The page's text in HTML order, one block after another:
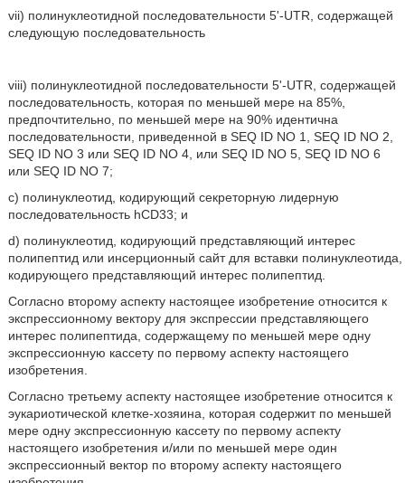
vii) полинуклеотидной последовательности 5'-UTR, содержащей
следующую последовательность
viii) полинуклеотидной последовательности 5'-UTR, содержащей
последовательность, которая по меньшей мере на 85%,
предпочтительно, по меньшей мере на 90% идентична
последовательности, приведенной в SEQ ID NO 1, SEQ ID NO 2,
SEQ ID NO 3 или SEQ ID NO 4, или SEQ ID NO 5, SEQ ID NO 6
или SEQ ID NO 7;
c) полинуклеотид, кодирующий секреторную лидерную
последовательность hCD33; и
d) полинуклеотид, кодирующий представляющий интерес
полипептид или инсерционный сайт для вставки полинуклеотида,
кодирующего представляющий интерес полипептид.
Согласно второму аспекту настоящее изобретение относится к
экспрессионному вектору для экспрессии представляющего
интерес полипептида, содержащему по меньшей мере одну
экспрессионную кассету по первому аспекту настоящего
изобретения.
Согласно третьему аспекту настоящее изобретение относится к
эукариотической клетке-хозяина, которая содержит по меньшей
мере одну экспрессионную кассету по первому аспекту
настоящего изобретения и/или по меньшей мере один
экспрессионный вектор по второму аспекту настоящего